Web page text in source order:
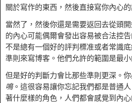
關於寫作的東西，然後直接寫你內心的
當然了，然後你還是需要返回去從頭
的內心可能偶爾會發出容易被合法控
不是總有一個好的評判標准或者常識
準則來寫博客。他們允許的範圍是最小
但是好的判斷力會比那些準則更深。
鳴。這很容易讓你忘記我們都是普通
著什麼樣的角色，人們都會感覺到內